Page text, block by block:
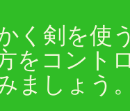
く剣を使
をコント
ましょう